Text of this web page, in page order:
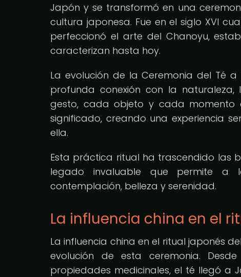
Japón y se transformó en una
cultura japonesa. Fue en el siglo XVI
perfeccionó el arte del Chanoyu,
caracterizan hasta hoy.
La evolución de la Ceremonia del Té
profunda conexión con la
gesto, cada objeto y cada momento
significado, creando una experiencia
ella.
Esta práctica ritual ha trascendido las
legado invaluable que permite a
contemplación, belleza y serenidad.
La influencia china en el
La influencia china en el ritual japonés
evolución de esta ceremonia.
propiedades medicinales, el té llegó a